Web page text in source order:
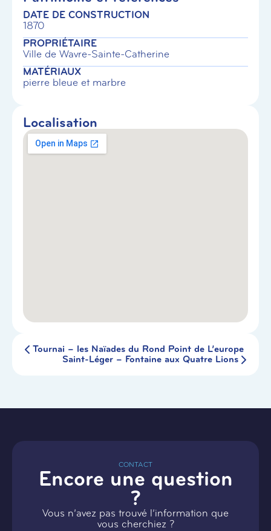
DATE DE CONSTRUCTION
1870
PROPRIÉTAIRE
Ville de Wavre-Sainte-Catherine
MATÉRIAUX
pierre bleue et marbre
Localisation
Tournai – les Naïades du Rond Point de L’europe
Saint-Léger – Fontaine aux Quatre Lions
CONTACT
Encore une question
?
Vous n’avez pas trouvé l’information que
vous cherchiez ?